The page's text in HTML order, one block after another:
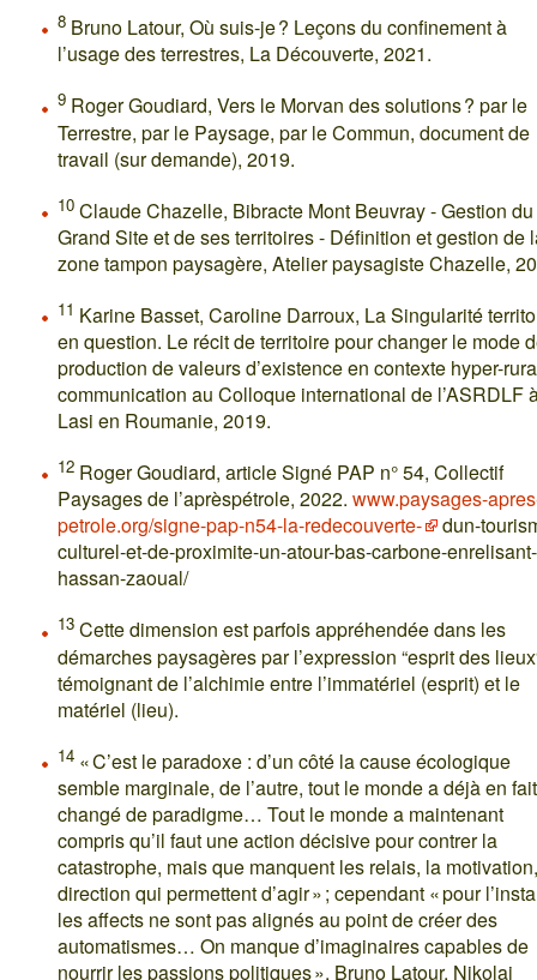
8 Bruno Latour, Où suis-je ? Leçons du confinement à
l’usage des terrestres, La Découverte, 2021.
9 Roger Goudiard, Vers le Morvan des solutions ? par le
Terrestre, par le Paysage, par le Commun, document de
travail (sur demande), 2019.
10 Claude Chazelle, Bibracte Mont Beuvray - Gestion du
Grand Site et de ses territoires - Définition et gestion de
zone tampon paysagère, Atelier paysagiste Chazelle,
11 Karine Basset, Caroline Darroux, La Singularité
en question. Le récit de territoire pour changer le mode
production de valeurs d’existence en contexte hyper-
communication au Colloque international de l’ASRDLF
Lasi en Roumanie, 2019.
12 Roger Goudiard, article Signé PAP n° 54, Collectif
Paysages de l’aprèspétrole, 2022. www.paysages-
petrole.org/signe-pap-n54-la-redecouverte-
dun-
culturel-et-de-proximite-un-atour-bas-carbone-enrelisant-
hassan-zaoual/
13 Cette dimension est parfois appréhendée dans les
démarches paysagères par l’expression “esprit des
témoignant de l’alchimie entre l’immatériel (esprit) et le
matériel (lieu).
14 « C’est le paradoxe : d’un côté la cause écologique
semble marginale, de l’autre, tout le monde a déjà en fait
changé de paradigme… Tout le monde a maintenant
compris qu’il faut une action décisive pour contrer la
catastrophe, mais que manquent les relais, la
direction qui permettent d’agir » ; cependant « pour
les affects ne sont pas alignés au point de créer des
automatismes… On manque d’imaginaires capables de
nourrir les passions politiques », Bruno Latour, Nikolaj